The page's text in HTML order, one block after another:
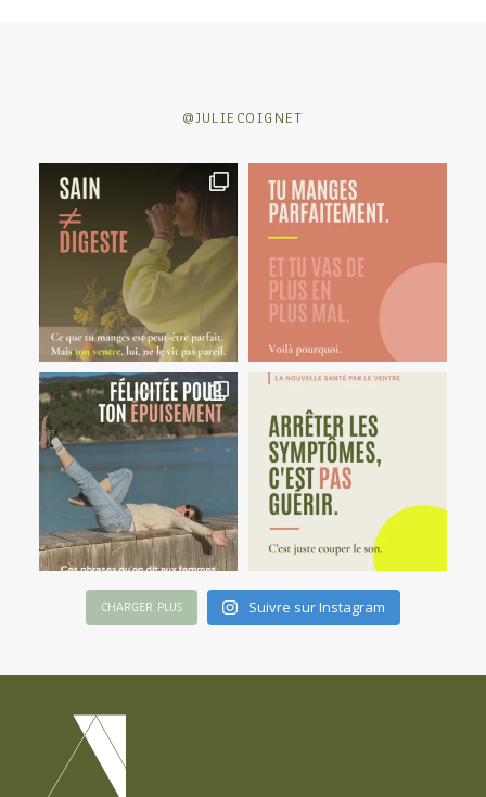
@JULIECOIGNET
CHARGER PLUS Suivre sur Instagram